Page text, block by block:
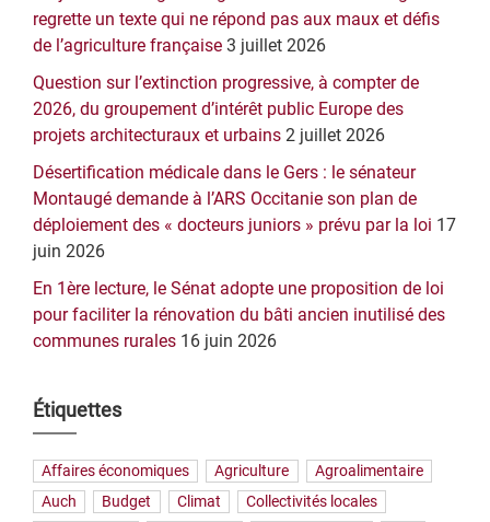
regrette un texte qui ne répond pas aux maux et défis
de l’agriculture française 3 juillet 2026
Question sur l’extinction progressive, à compter de
2026, du groupement d’intérêt public Europe des
projets architecturaux et urbains 2 juillet 2026
Désertification médicale dans le Gers : le sénateur
Montaugé demande à l’ARS Occitanie son plan de
déploiement des « docteurs juniors » prévu par la loi 17
juin 2026
En 1ère lecture, le Sénat adopte une proposition de loi
pour faciliter la rénovation du bâti ancien inutilisé des
communes rurales 16 juin 2026
Étiquettes
Affaires économiques Agriculture
Agroalimentaire
Auch
Budget Climat
Collectivités locales